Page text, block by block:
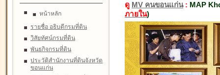
หน้าหลัก
รายชื่อ อธิบดีกรมที่ดิน
วิสัยทัศน์กรมที่ดิน
พันธกิจกรมที่ดิน
ประวัติสำนักงานที่ดินจังหวัด
ขอนแก่น
ดู MV คนขอนแก่น: MAP
ภายใน)